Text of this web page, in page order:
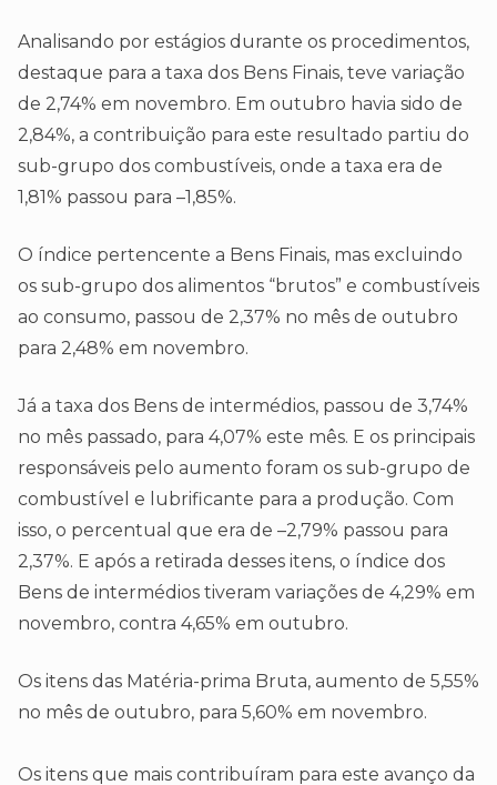
Analisando por estágios durante os procedimentos,
destaque para a taxa dos Bens Finais, teve variação
de 2,74% em novembro. Em outubro havia sido de
2,84%, a contribuição para este resultado partiu do
sub-grupo dos combustíveis, onde a taxa era de
1,81% passou para –1,85%.
O índice pertencente a Bens Finais, mas excluindo
os sub-grupo dos alimentos “brutos” e combustíveis
ao consumo, passou de 2,37% no mês de outubro
para 2,48% em novembro.
Já a taxa dos Bens de intermédios, passou de 3,74%
no mês passado, para 4,07% este mês. E os principais
responsáveis pelo aumento foram os sub-grupo de
combustível e lubrificante para a produção. Com
isso, o percentual que era de –2,79% passou para
2,37%. E após a retirada desses itens, o índice dos
Bens de intermédios tiveram variações de 4,29% em
novembro, contra 4,65% em outubro.
Os itens das Matéria-prima Bruta, aumento de 5,55%
no mês de outubro, para 5,60% em novembro.
Os itens que mais contribuíram para este avanço da